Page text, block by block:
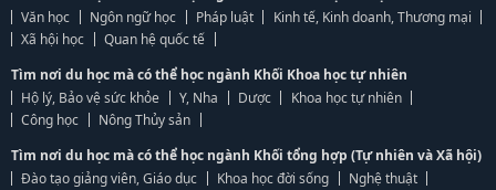
Văn học
Ngôn ngữ học Pháp luật
Kinh tế, Kinh doanh, Thương mại
Xã hội học
Quan hệ quốc tế
Tìm nơi du học mà có thể học ngành Khối Khoa học tự nhiên
Hộ lý, Bảo vệ sức khỏe
Y, Nha Dược
Khoa học tự nhiên
Công học
Nông Thủy sản
Tìm nơi du học mà có thể học ngành Khối tổng hợp (Tự nhiên và Xã hội)
Đào tạo giảng viên, Giáo dục
Khoa học đời sống
Nghệ thuật